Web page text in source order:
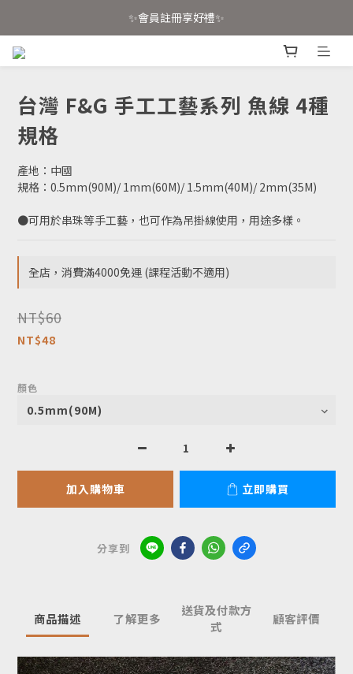
📣 官網已上線！消費滿4000免運📣
✨會員註冊享好禮✨
台灣 F&G 手工工藝系列 魚線 4種
規格
產地：中國
規格：0.5mm(90M)/ 1mm(60M)/ 1.5mm(40M)/ 2mm(35M)
●可用於串珠等手工藝，也可作為吊掛線使用，用途多樣。
全店，消費滿4000免運 (課程活動不適用)
NT$60
NT$48
顏色
加入購物車 立即購買
分享到
商品描述 了解更多
送貨及付款方
式
顧客評價